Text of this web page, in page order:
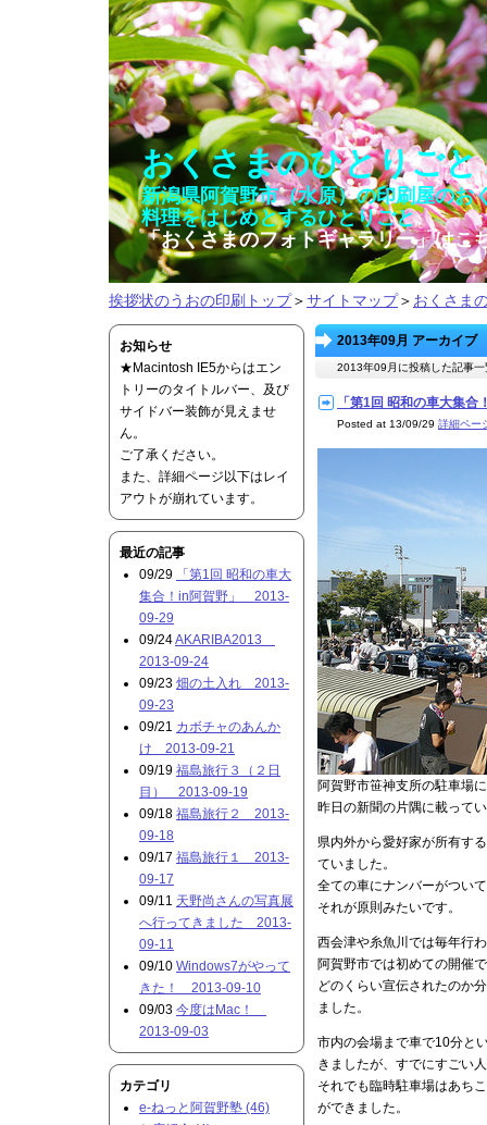
おくさまのひとりごと
新潟県阿賀野市（水原）の印刷屋のお
料理をはじめとするひとりごと
「おくさまのフォトギャラリー」はこ
挨拶状のうおの印刷トップ＞サイトマップ＞ おくさま
2013年09月 アーカイブ
2013年09月に投稿した記事一
「第1回 昭和の車大集
Posted at 13/09/29 詳細ペー
阿賀野市笹神支所の駐車場
昨日の新聞の片隅に載って
県内外から愛好家が所有す
ていました。
全ての車にナンバーがつい
それが原則みたいです。
西会津や糸魚川では毎年行
阿賀野市では初めての開催
どのくらい宣伝されたのか
ました。
市内の会場まで車で10分と
きましたが、すでにすごい
それでも臨時駐車場はあち
ができました。
お知らせ
★Macintosh IE5からはエン
トリーのタイトルバー、及び
サイドバー装飾が見えませ
ん。
ご了承ください。
また、詳細ページ以下はレイ
アウトが崩れています。
最近の記事
09/29
「第1回 昭和の車大
集合！in阿賀野」 2013-
09-29
09/24AKARIBA2013
2013-09-24
09/23 畑の土入れ 2013-
09-23
09/21 カボチャのあんか
け 2013-09-21
09/19 福島旅行３（２日
目） 2013-09-19
09/18 福島旅行２ 2013-
09-18
09/17 福島旅行１ 2013-
09-17
09/11 天野尚さんの写真展
へ行ってきました 2013-
09-11
09/10 Windows7がやって
きた！ 2013-09-10
09/03 今度はMac！
2013-09-03
カテゴリ
e-ねっと阿賀野塾 (46)